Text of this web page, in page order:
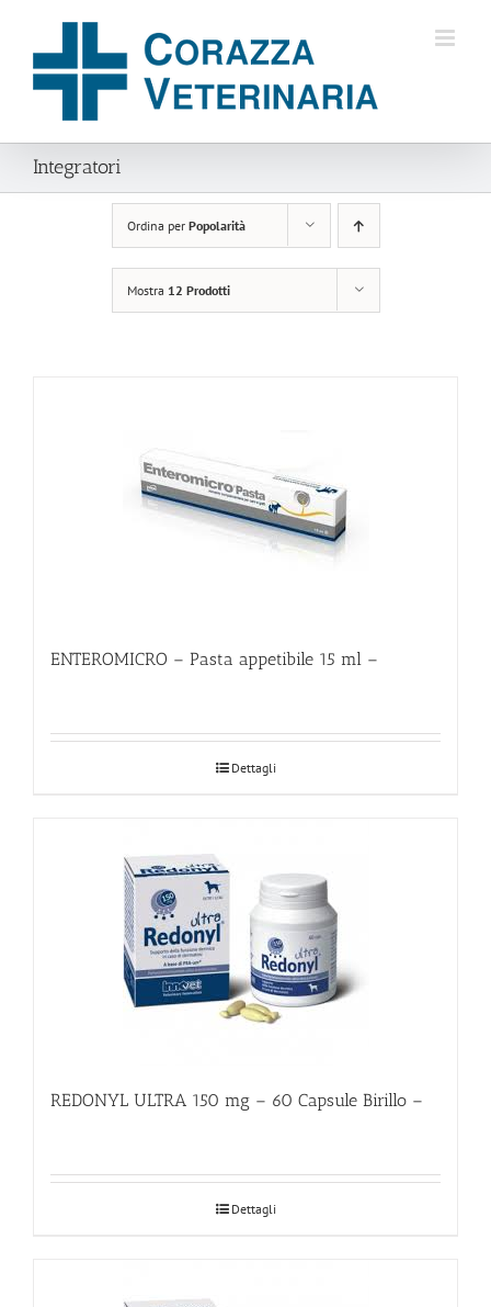
contenuto
Integratori
Ordina per Popolarità
Mostra 12 Prodotti
ENTEROMICRO – Pasta appetibile 15 ml –
Dettagli
REDONYL ULTRA 150 mg – 60 Capsule Birillo –
Dettagli